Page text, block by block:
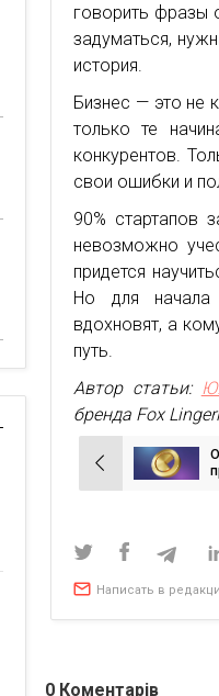
говорить фразы
задуматься,
история.
Бизнес — это не
только те
конкурентов.
свои ошибки и
90% стартапов
невозможно
придется
Но для начала
вдохновят, а
путь.
Автор статьи:
бренда Fox
Навигация
по
Написать в
0 Коментарів